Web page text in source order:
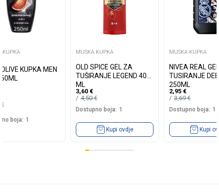
KUPKA
KUPKA MEN
€
boja: 1
MUSKA KUPKA
OLD SPICE GEL ZA
TUŠIRANJE LEGEND 400
ML
3,60 €
4,50€
Dostupno boja: 1
Kupi ovdje
MUSKA KUPKA
NIVEA REAL
TUSIRANJE
250ML
2,95 €
3,69€
Dostupno boja: 1
Kupi